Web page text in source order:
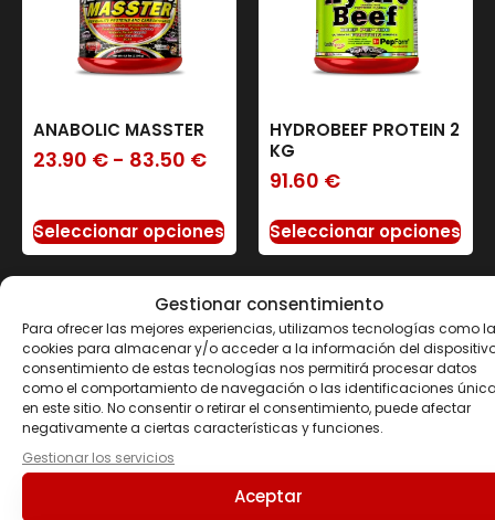
Gestionar consentimiento
Para ofrecer las mejores experiencias, utilizamos tecnologías como
cookies para almacenar y/o acceder a la información del
consentimiento de estas tecnologías nos permitirá procesar datos
como el comportamiento de navegación o las identificaciones
en este sitio. No consentir o retirar el consentimiento, puede afectar
negativamente a ciertas características y funciones.
Gestionar los servicios
Aceptar
ANABOLIC MASSTER
23.90 € - 83.50 €
Seleccionar opciones
HYDROBEEF PROTEIN 2
KG
91.60 €
Seleccionar opciones
Nuestros clientes opinan
Apreciamos las opiniones de nuestros
clientes y sus valoraciones nos avalan
como profesionales del sector de la
nutrición y suplementos deportivos
fitness.